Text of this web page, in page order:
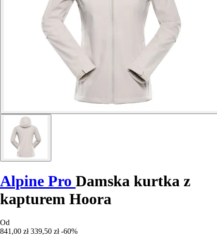
Alpine Pro Damska kurtka z
kapturem Hoora
Od
841,00 zł 339,50 zł -60%